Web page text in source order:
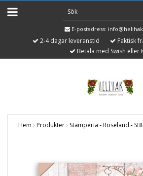
E-postadress:
2-4 dagar leveranstid
Faktisk
Betala med Swish eller
Hem › Produkter› Stamperia - Roseland -